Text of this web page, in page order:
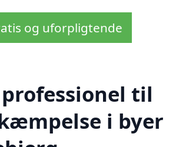
og uforpligtende
til
i byer